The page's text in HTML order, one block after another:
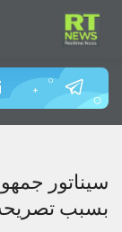
سيناتور
بسبب